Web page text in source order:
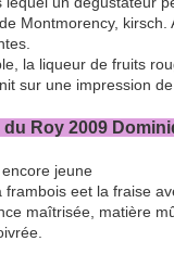
Montmorency, kirsch.
la liqueur de fruits
sur une impression de
du Roy 2009
jeune
frambois eet la fraise
maîtrisée, matière